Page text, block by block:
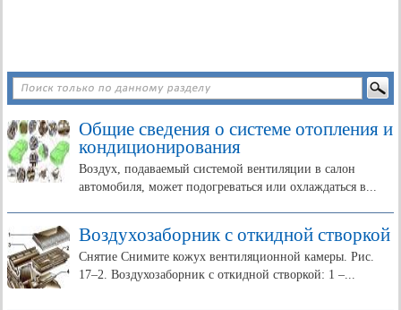
Общие сведения о системе отопления и
кондиционирования
Воздух, подаваемый системой вентиляции в салон
автомобиля, может подогреваться или охлаждаться в...
Воздухозаборник с откидной створкой
Снятие Снимите кожух вентиляционной камеры. Рис.
17–2. Воздухозаборник с откидной створкой: 1 –...